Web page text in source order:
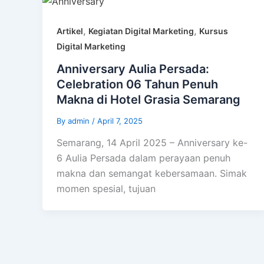
Artikel, Kegiatan Digital Marketing, Kursus
Digital Marketing
Anniversary Aulia Persada:
Celebration 06 Tahun Penuh
Makna di Hotel Grasia Semarang
By admin / April 7, 2025
Semarang, 14 April 2025 – Anniversary ke-
6 Aulia Persada dalam perayaan penuh
makna dan semangat kebersamaan. Simak
momen spesial, tujuan